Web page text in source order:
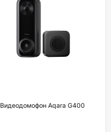
Видеодомофон Aqara G400